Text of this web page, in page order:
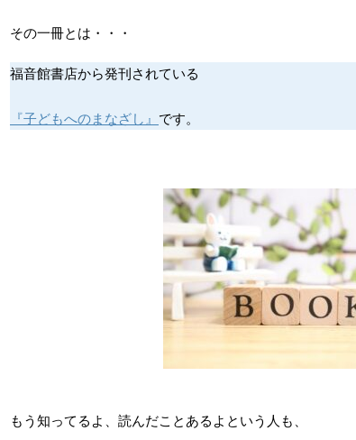
その一冊とは・・・
福音館書店から発刊されている
『子どもへのまなざし』 です。
もう知ってるよ、読んだことあるよという人も、